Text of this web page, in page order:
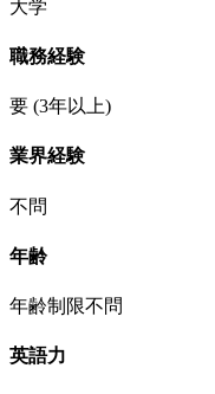
大学
職務経験
要 (3年以上)
業界経験
不問
年齢
年齢制限不問
英語力